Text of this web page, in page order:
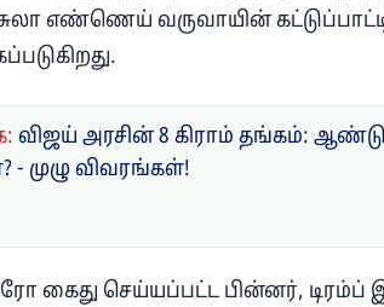
எண்ணெய் வருவாயின்
விஜய் அரசின் 8 கிராம் தங்கம்:
- முழு விவரங்கள்!
கைது செய்யப்பட்ட பின்னர், டிரம்ப்